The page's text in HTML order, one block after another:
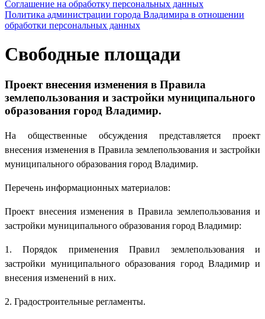
Соглашение на обработку персональных данных
Политика администрации города Владимира в отношении
обработки персональных данных
Свободные площади
Проект внесения изменения в Правила
землепользования и застройки муниципального
образования город Владимир.
На общественные обсуждения представляется проект
внесения изменения в Правила землепользования и застройки
муниципального образования город Владимир.
Перечень информационных материалов:
Проект внесения изменения в Правила землепользования и
застройки муниципального образования город Владимир:
1. Порядок применения Правил землепользования и
застройки муниципального образования город Владимир и
внесения изменений в них.
2. Градостроительные регламенты.